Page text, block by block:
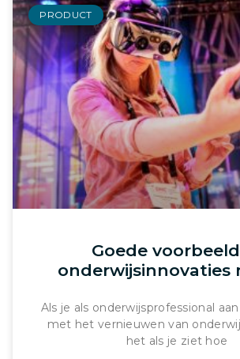
PRODUCT
Goede
onderwijsinnovaties
Als je als onderwijsprofessional
met het vernieuwen van
het als je ziet hoe